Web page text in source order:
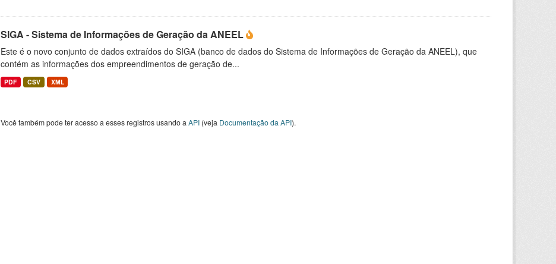
SIGA - Sistema de Informações de Geração da ANEEL
Este é o novo conjunto de dados extraídos do SIGA (banco de dados do Sistema de Informações de Geração da ANEEL), que
contém as informações dos empreendimentos de geração de...
PDF CSV XML
Você também pode ter acesso a esses registros usando a API(veja Documentação da API).